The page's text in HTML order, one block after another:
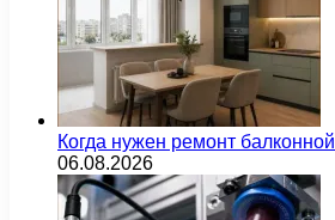
Когда нужен ремонт
06.08.2026